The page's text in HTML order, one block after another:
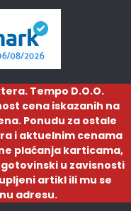
Tempo D.O.O.
cena iskazanih na
Ponudu za ostale
i aktuelnim cenama
plaćanja karticama,
u zavisnosti
artikl ili mu se
adresu.